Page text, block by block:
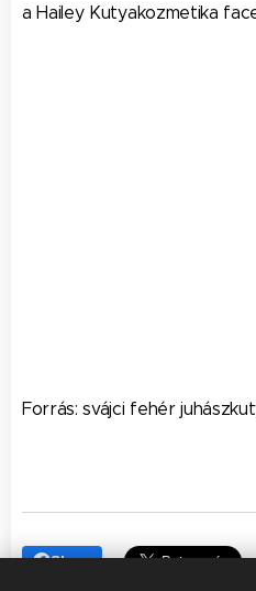
a Hailey Kutyakozmetika
Forrás: svájci fehér
Share